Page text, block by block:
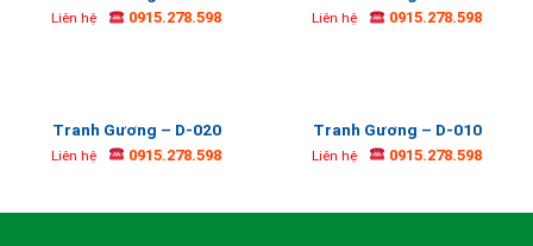
Liên hệ 0915.278.598 Liên hệ 0915.278.598
Tranh Gương – D-020
Liên hệ 0915.278.598
Tranh Gương – D-010
Liên hệ 0915.278.598